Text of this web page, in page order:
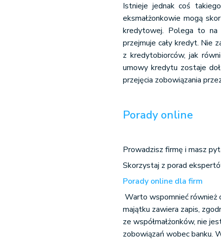
Istnieje jednak coś
eksmałżonkowie mogą
kredytowej. Polega to na
przejmuje cały kredyt. Nie
z kredytobiorców, jak
umowy kredytu zostaje
przejęcia zobowiązania
Porady online
Prowadzisz firmę i masz
Skorzystaj z porad
Porady online dla firm
Warto wspomnieć również
majątku zawiera zapis,
ze współmałżonków, nie
zobowiązań wobec banku.